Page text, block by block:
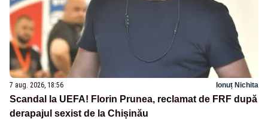
7 aug. 2026, 18:56 Ionuț Nichita
Scandal la UEFA! Florin Prunea, reclamat de FRF după
derapajul sexist de la Chișinău